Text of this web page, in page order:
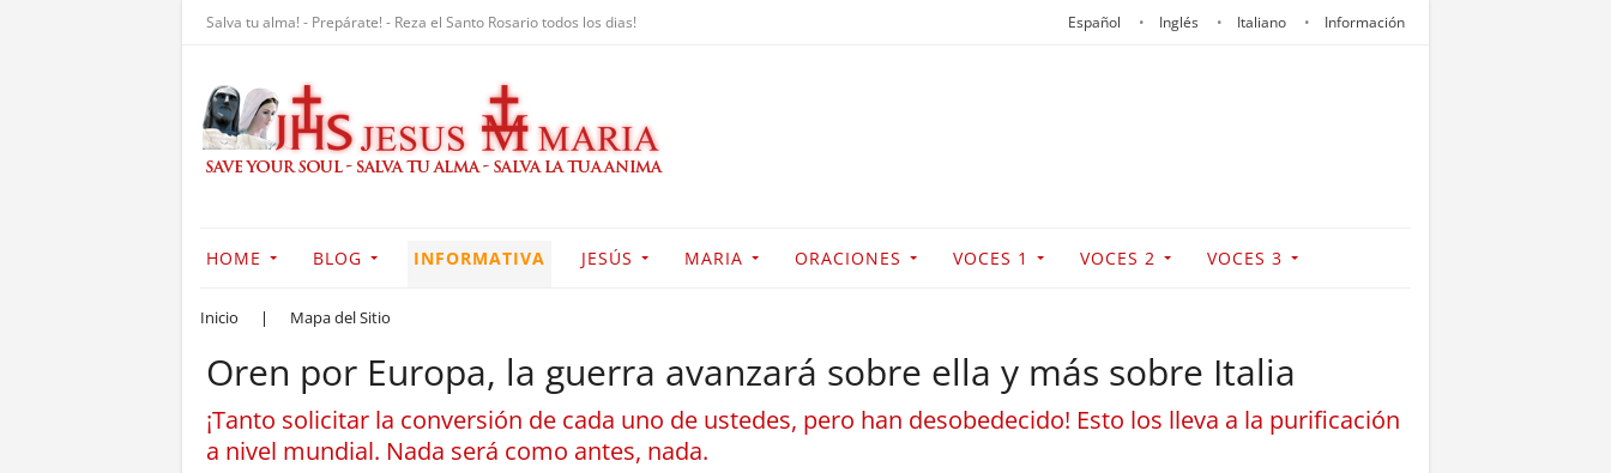
Salva tu alma! - Prepárate! - Reza el Santo Rosario todos los dias! Español Inglés Italiano Información
HOME BLOG INFORMATIVA JESÚS MARIA ORACIONES VOCES 1 VOCES 2 VOCES 3
Inicio | Mapa del Sitio
Oren por Europa, la guerra avanzará sobre ella y más sobre Italia
¡Tanto solicitar la conversión de cada uno de ustedes, pero han desobedecido! Esto los lleva a la purificación
a nivel mundial. Nada será como antes, nada.